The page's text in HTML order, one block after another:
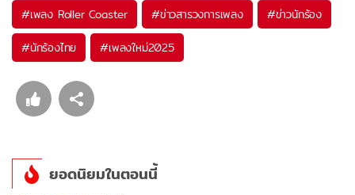
#เพลง Roller Coaster #ข่าวสารวงการเพลง #ข่าวนักร้อง
#นักร้องไทย #เพลงใหม่2025
ยอดนิยมในตอนนี้